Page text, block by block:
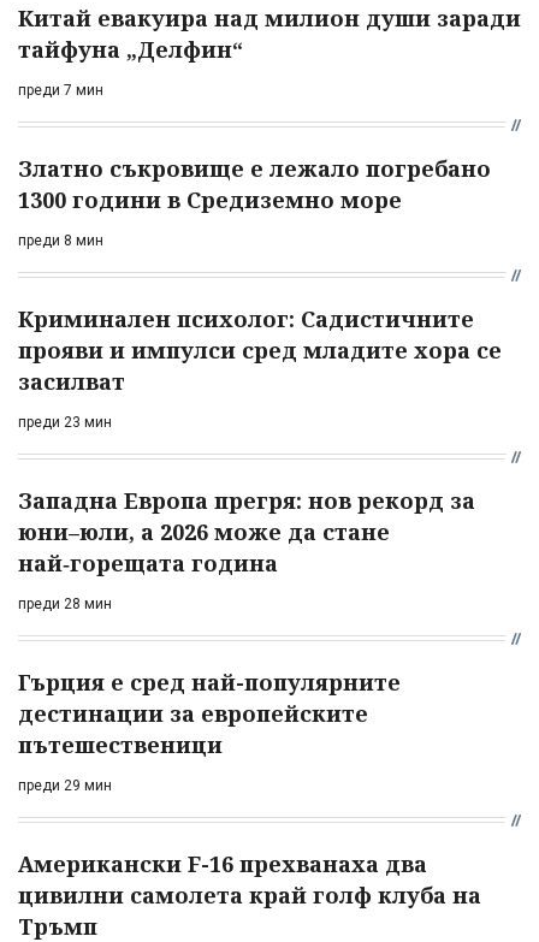
Китай евакуира над милион души заради
тайфуна „Делфин“
преди 7 мин
Златно съкровище е лежало погребано
1300 години в Средиземно море
преди 8 мин
Криминален психолог: Садистичните
прояви и импулси сред младите хора се
засилват
преди 23 мин
Западна Европа прегря: нов рекорд за
юни–юли, а 2026 може да стане
най‑горещата година
преди 28 мин
Гърция е сред най-популярните
дестинации за европейските
пътешественици
преди 29 мин
Американски F-16 прехванаха два
цивилни самолета край голф клуба на
Тръмп